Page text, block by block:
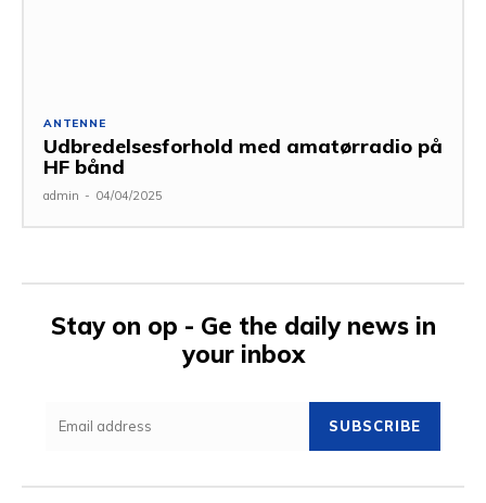
ANTENNE
Udbredelsesforhold med amatørradio på
HF bånd
admin - 04/04/2025
Stay on op - Ge the daily news in
your inbox
SUBSCRIBE